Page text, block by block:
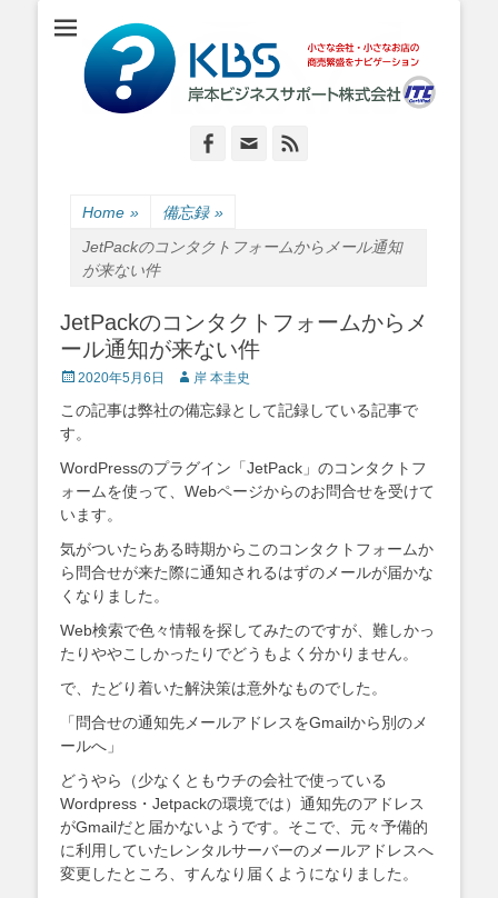
岸本ビジネスサポ
ート株式会社
小さな会社・小さなお店のIT経営をナビゲーション
Facebook
Email
Home » 備忘録 »
JetPackのコンタクトフォームからメール通知
が来ない件
JetPackのコンタクトフォームからメ
ール通知が来ない件
Posted
2020年5月6日 Author
岸 本圭史
この記事は弊社の備忘録として記録している記事で
す。
WordPressのプラグイン「JetPack」のコンタクトフ
ォームを使って、Webページからのお問合せを受けて
います。
気がついたらある時期からこのコンタクトフォームか
ら問合せが来た際に通知されるはずのメールが届かな
くなりました。
Web検索で色々情報を探してみたのですが、難しかっ
たりややこしかったりでどうもよく分かりません。
で、たどり着いた解決策は意外なものでした。
「問合せの通知先メールアドレスをGmailから別のメ
ールへ」
どうやら（少なくともウチの会社で使っている
Wordpress・Jetpackの環境では）通知先のアドレス
がGmailだと届かないようです。そこで、元々予備的
に利用していたレンタルサーバーのメールアドレスへ
変更したところ、すんなり届くようになりました。